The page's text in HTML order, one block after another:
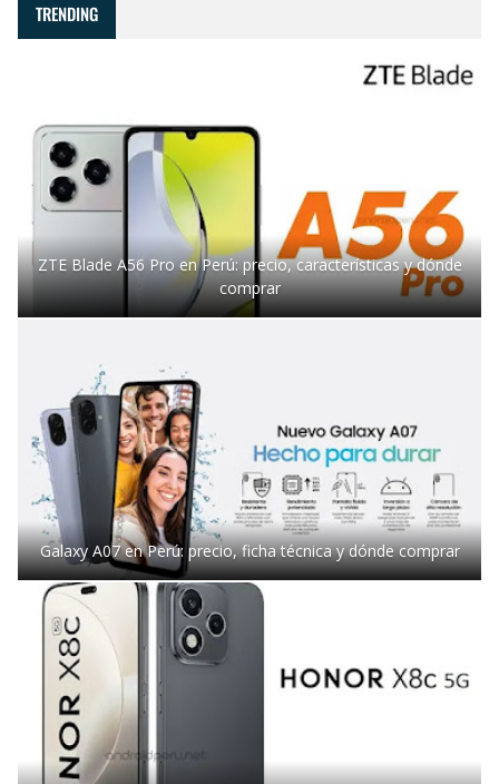
TRENDING
ZTE Blade A56 Pro en Perú: precio, características y dónde
comprar
Galaxy A07 en Perú: precio, ficha técnica y dónde comprar